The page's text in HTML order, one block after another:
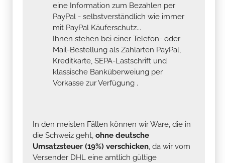
eine Information zum Bezahlen per
PayPal - selbstverständlich wie immer
mit PayPal Käuferschutz...
Ihnen stehen bei einer Telefon- oder
Mail-Bestellung als Zahlarten PayPal,
Kreditkarte, SEPA-Lastschrift und
klassische Banküberweiung per
Vorkasse zur Verfügung .
In den meisten Fällen können wir Ware, die in
die Schweiz geht, ohne deutsche
Umsatzsteuer (19%) verschicken, da wir vom
Versender DHL eine amtlich gültige